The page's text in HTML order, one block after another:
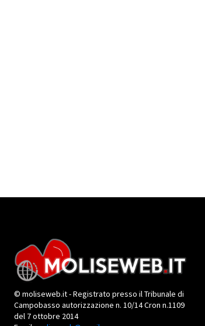
© moliseweb.it - Registrato presso il Tribunale di
Campobasso autorizzazione n. 10/14 Cron n.1109
del 7 ottobre 2014